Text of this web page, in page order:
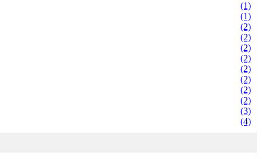
(1)
(1)
(2)
(2)
(2)
(2)
(2)
(2)
(2)
(2)
(3)
(4)